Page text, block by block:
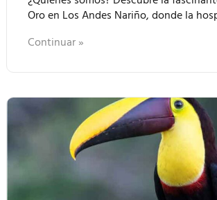
Oro en Los Andes Nariño, donde la
Continuar »